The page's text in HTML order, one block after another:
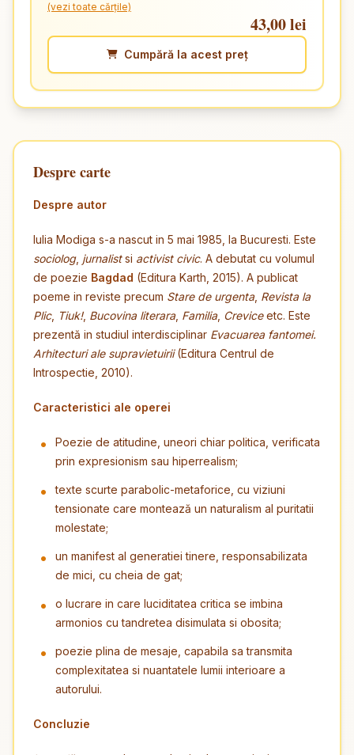
(vezi toate cărțile)
43,00 lei
Cumpără la acest preț
Despre carte
Despre autor
Iulia Modiga s-a nascut in 5 mai 1985, la Bucuresti. Este
sociolog, jurnalistsi activist civic. A debutat cu volumul
de poezie Bagdad (Editura Karth, 2015). A publicat
poeme in reviste precum Stare de urgenta, Revista la
Plic, Tiuk!, Bucovina literara, Familia, Creviceetc. Este
prezentă in studiul interdisciplinar Evacuarea fantomei.
Arhitecturi ale supravietuirii(Editura Centrul de
Introspectie, 2010).
Caracteristici ale operei
Poezie de atitudine, uneori chiar politica, verificata
prin expresionism sau hiperrealism;
texte scurte parabolic-metaforice, cu viziuni
tensionate care montează un naturalism al puritatii
molestate;
un manifest al generatiei tinere, responsabilizata
de mici, cu cheia de gat;
o lucrare in care luciditatea critica se imbina
armonios cu tandretea disimulata si obosita;
poezie plina de mesaje, capabila sa transmita
complexitatea si nuantatele lumii interioare a
autorului.
Concluzie